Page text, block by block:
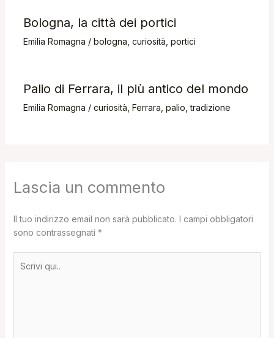
Bologna, la città dei portici
Emilia Romagna / bologna curiosità portici
Palio di Ferrara, il più antico del mondo
Emilia Romagna / curiosità Ferrara palio ,tradizione
Lascia un commento
Il tuo indirizzo email non sarà pubblicato. I campi obbligatori
sono contrassegnati *
qui..